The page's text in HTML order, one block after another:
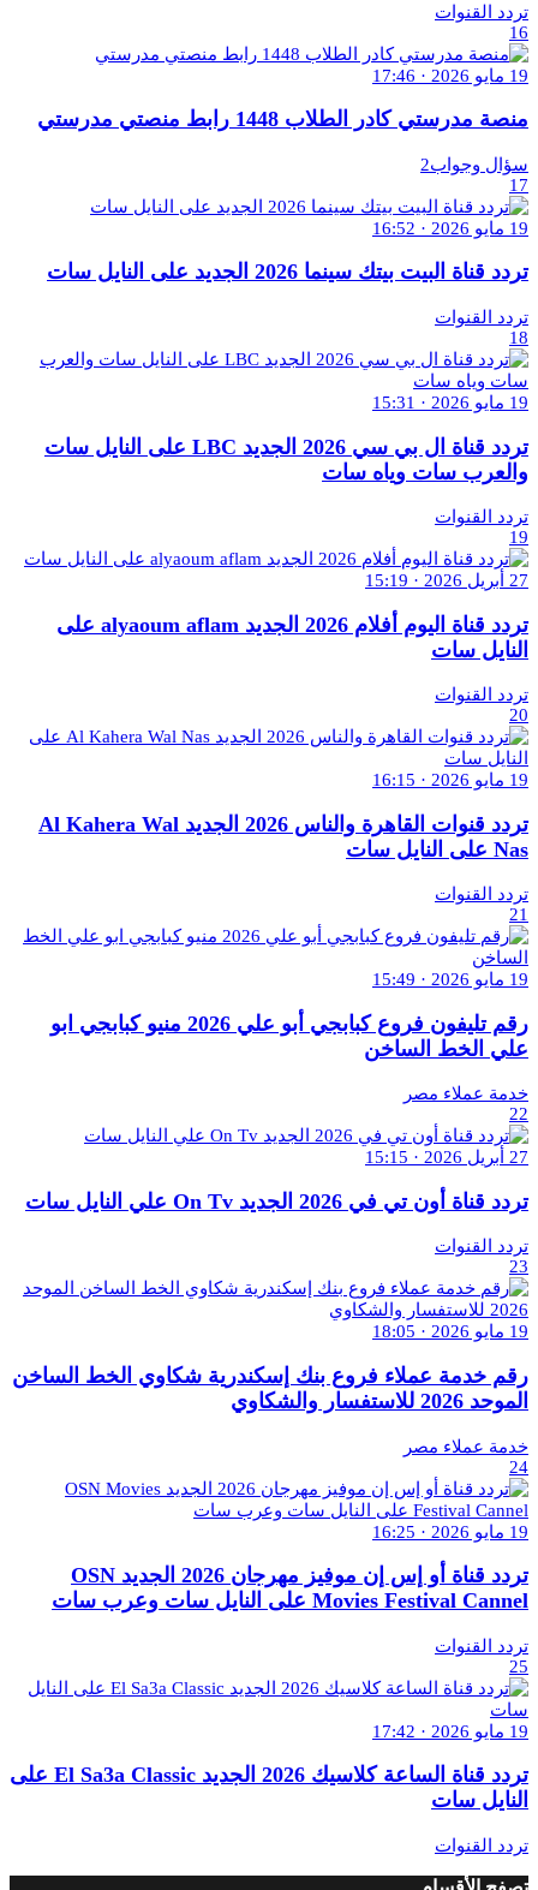
تردد القنوات
16
19 مايو 2026 · 17:46
منصة مدرستي كادر الطلاب 1448 رابط منصتي مدرستي
سؤال وجواب2
17
19 مايو 2026 · 16:52
تردد قناة البيت بيتك سينما 2026 الجديد على النايل سات
تردد القنوات
18
19 مايو 2026 · 15:31
تردد قناة ال بي سي 2026 الجديد LBC على النايل سات
والعرب سات وياه سات
تردد القنوات
19
27 أبريل 2026 · 15:19
تردد قناة اليوم أفلام 2026 الجديد alyaoum aflam على
النايل سات
تردد القنوات
20
19 مايو 2026 · 16:15
تردد قنوات القاهرة والناس 2026 الجديد Al Kahera Wal
Nas على النايل سات
تردد القنوات
21
19 مايو 2026 · 15:49
رقم تليفون فروع كبابجي أبو علي 2026 منيو كبابجي ابو
علي الخط الساخن
خدمة عملاء مصر
22
27 أبريل 2026 · 15:15
تردد قناة أون تي في 2026 الجديد On Tv علي النايل سات
تردد القنوات
23
19 مايو 2026 · 18:05
رقم خدمة عملاء فروع بنك إسكندرية شكاوي الخط الساخن
الموحد 2026 للاستفسار والشكاوي
خدمة عملاء مصر
24
19 مايو 2026 · 16:25
تردد قناة أو إس إن موفيز مهرجان 2026 الجديد OSN
Movies Festival Cannel على النايل سات وعرب سات
تردد القنوات
25
19 مايو 2026 · 17:42
تردد قناة الساعة كلاسيك 2026 الجديد El Sa3a Classic على
النايل سات
تردد القنوات